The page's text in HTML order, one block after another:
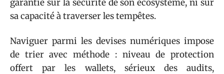
garantie sur la sécurité de son écosystème, ni sur
sa capacité à traverser les tempêtes.
Naviguer parmi les devises numériques impose
de trier avec méthode : niveau de protection
offert par les wallets, sérieux des audits,